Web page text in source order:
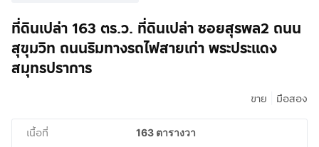
ที่ดินเปล่า 163 ตร.ว. ที่ดินเปล่า ซอยสุรพล2 ถนน
สุขุมวิท ถนนริมทางรถไฟสายเก่า พระประแดง
สมุทรปราการ
ขาย มือสอง
เนื้อที่ 163 ตารางวา